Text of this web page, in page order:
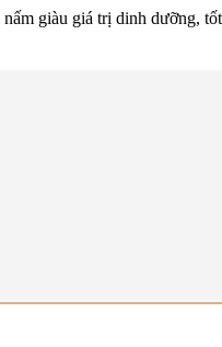
giàu giá trị dinh dưỡng,